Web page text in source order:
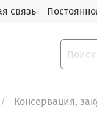
связь
Консервация,